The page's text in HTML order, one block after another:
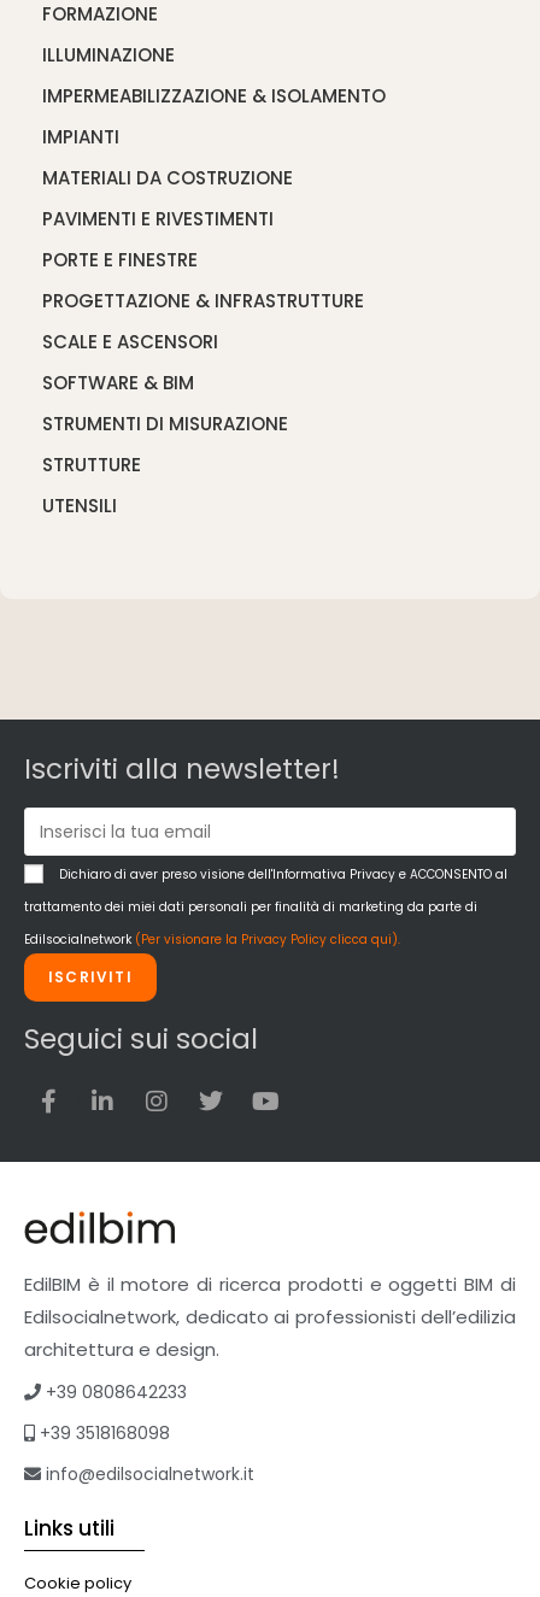
FORMAZIONE
ILLUMINAZIONE
IMPERMEABILIZZAZIONE & ISOLAMENTO
IMPIANTI
MATERIALI DA COSTRUZIONE
PAVIMENTI E RIVESTIMENTI
PORTE E FINESTRE
PROGETTAZIONE & INFRASTRUTTURE
SCALE E ASCENSORI
SOFTWARE & BIM
STRUMENTI DI MISURAZIONE
STRUTTURE
UTENSILI
Iscriviti alla newsletter!
Dichiaro di aver preso visione dell'Informativa Privacy e ACCONSENTO al
trattamento dei miei dati personali per finalità di marketing da parte di
Edilsocialnetwork (Per visionare la Privacy Policy clicca qui).
ISCRIVITI
Seguici sui social
EdilBIM è il motore di ricerca prodotti e oggetti BIM di
Edilsocialnetwork, dedicato ai professionisti dell’edilizia
architettura e design.
+39 0808642233
+39 3518168098
info@edilsocialnetwork.it
Links utili
Cookie policy